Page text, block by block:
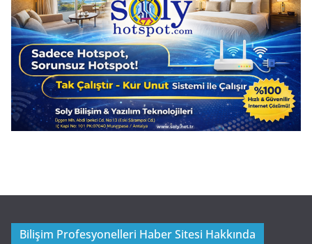
Bilişim Profesyonelleri Haber Sitesi Hakkında